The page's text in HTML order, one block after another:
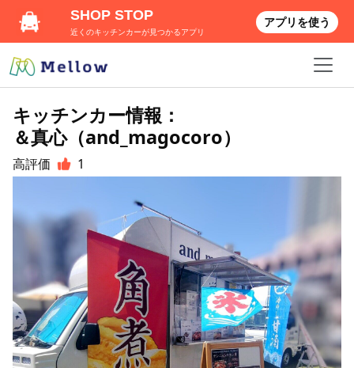
キッチンカー情報：
＆真心（and_magocoro）
高評価 1
SHOP STOP
近くのキッチンカーが見つかるアプリ
アプリを使う